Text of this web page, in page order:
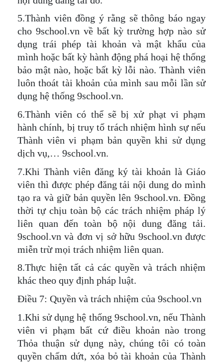
5.Thành viên đồng ý rằng sẽ thông báo ngay
cho 9school.vn về bất kỳ trường hợp nào sử
dụng trái phép tài khoản và mật khẩu của
mình hoặc bất kỳ hành động phá hoại hệ thống
bảo mật nào, hoặc bất kỳ lỗi nào. Thành viên
luôn thoát tài khoản của mình sau mỗi lần sử
dụng hệ thống 9school.vn.
6.Thành viên có thể sẽ bị xử phạt vi phạm
hành chính, bị truy tố trách nhiệm hình sự nếu
Thành viên vi phạm bản quyền khi sử dụng
dịch vụ,… 9school.vn.
7.Khi Thành viên đăng ký tài khoản là Giáo
viên thì được phép đăng tải nội dung do mình
tạo ra và giữ bản quyền lên 9school.vn. Đồng
thời tự chịu toàn bộ các trách nhiệm pháp lý
liên quan đến toàn bộ nội dung đăng tải.
9school.vn và đơn vị sở hữu 9school.vn được
miễn trừ mọi trách nhiệm liên quan.
8.Thực hiện tất cả các quyền và trách nhiệm
khác theo quy định pháp luật.
Điều 7: Quyền và trách nhiệm của 9school.vn
1.Khi sử dụng hệ thống 9school.vn, nếu Thành
viên vi phạm bất cứ điều khoản nào trong
Thỏa thuận sử dụng này, chúng tôi có toàn
quyền chấm dứt, xóa bỏ tài khoản của Thành